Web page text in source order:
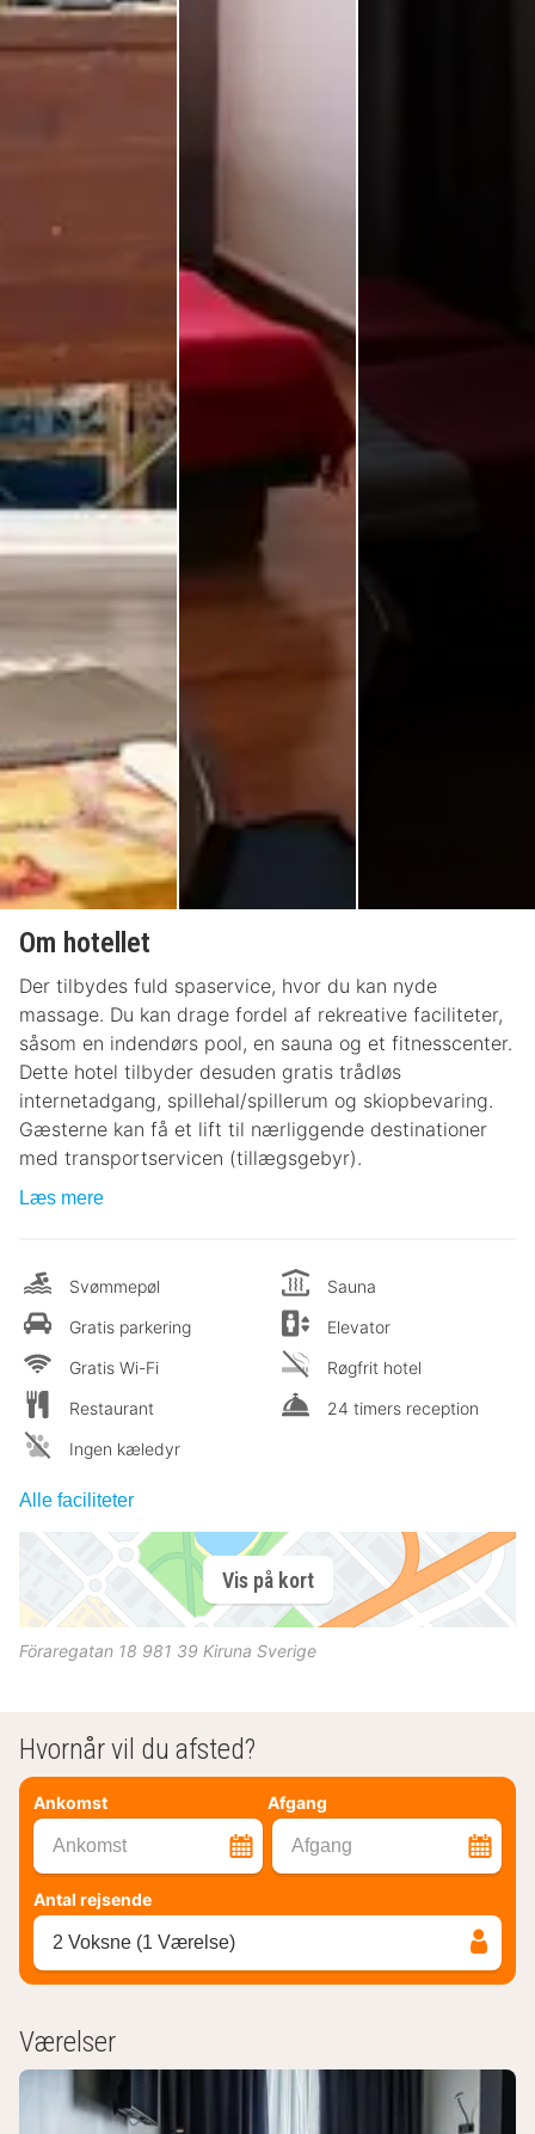
Om hotellet
Der tilbydes fuld spaservice, hvor du kan nyde
massage. Du kan drage fordel af rekreative faciliteter,
såsom en indendørs pool, en sauna og et fitnesscenter.
Dette hotel tilbyder desuden gratis trådløs
internetadgang, spillehal/spillerum og skiopbevaring.
Gæsterne kan få et lift til nærliggende destinationer
med transportservicen (tillægsgebyr).
Læs mere
Svømmepøl
Gratis parkering
Gratis Wi-Fi
Restaurant
Ingen kæledyr
Sauna
Elevator
Røgfrit hotel
24 timers reception
Alle faciliteter
Vis på kort
Föraregatan 18 981 39 Kiruna Sverige
Hvornår vil du afsted?
Ankomst Afgang
Ankomst Afgang
Antal rejsende
2 Voksne (1 Værelse)
Værelser